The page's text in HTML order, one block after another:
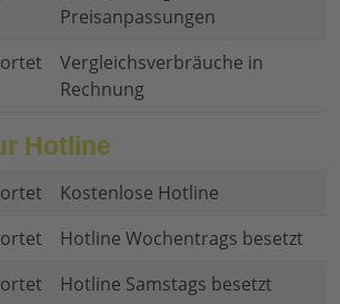
Preisanpassungen
Vergleichsverbräuche in
Rechnung
Hotline
Kostenlose Hotline
Hotline Wochentrags besetzt
Hotline Samstags besetzt